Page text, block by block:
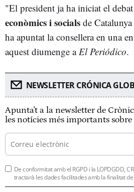
"El president ja ha iniciat el
econòmics i socials de
ha apuntat la consellera en una
aquest diumenge a El Periódico.
NEWSLETTER CRÓNICA
Apunta't a la newsletter de
les notícies més importants
De conformitat amb el RGPD i la LOPDGDD,
tractarà les dades facilitades amb la finalitat